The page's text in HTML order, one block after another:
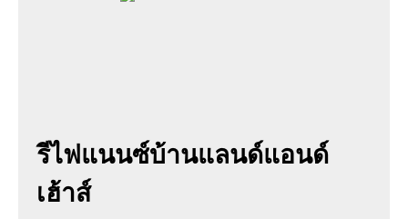
รีไฟแนนซ์บ้านแลนด์แอนด์
เฮ้าส์